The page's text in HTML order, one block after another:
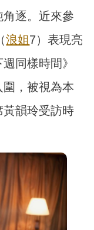
逐。近來參
浪姐7）表現亮
同樣時間》
，被視為本
黃韻玲受訪時